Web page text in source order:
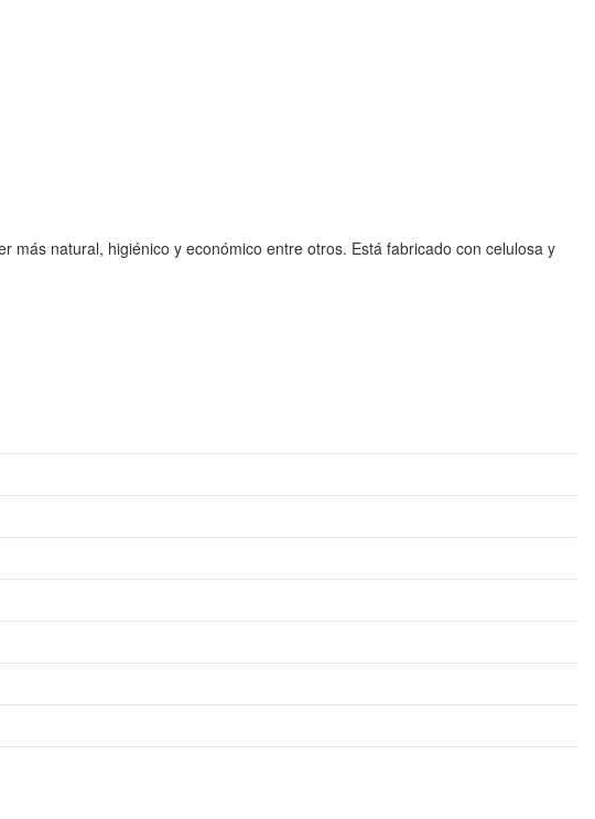
más natural, higiénico y económico entre otros. Está fabricado con celulosa y